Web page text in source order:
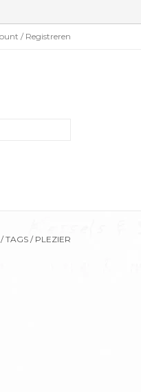
/ Registreren
/TAGS / PLEZIER